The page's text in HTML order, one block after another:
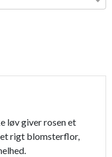
løv giver rosen et
rigt blomsterflor,